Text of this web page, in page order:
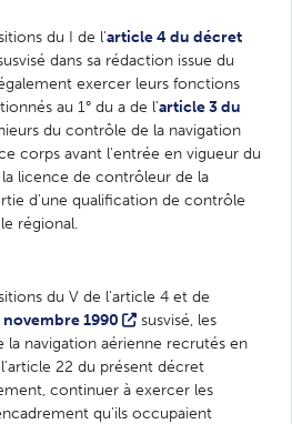
du I de l'article 4 du décret
dans sa rédaction issue du
exercer leurs fonctions
au 1° du a de l'article 3 du
du contrôle de la navigation
corps avant l'entrée en vigueur du
licence de contrôleur de la
d'une qualification de contrôle
régional.
du V de l'article 4 et de
1990
susvisé, les
navigation aérienne recrutés en
22 du présent décret
continuer à exercer les
qu'ils occupaient